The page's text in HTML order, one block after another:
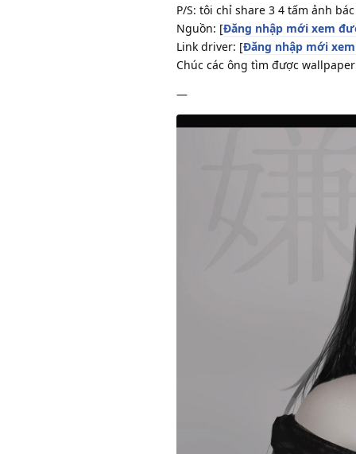
P/S: tôi chỉ share 3 4 tấm ảnh
Nguồn: [Đăng nhập mới xem
Link driver: [Đăng nhập mới
Chúc các ông tìm được
—